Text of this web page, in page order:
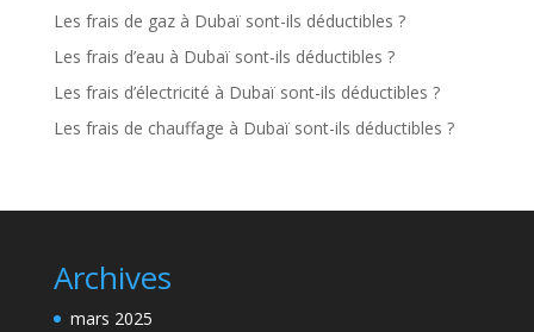
Les frais de gaz à Dubaï sont-ils déductibles ?
Les frais d’eau à Dubaï sont-ils déductibles ?
Les frais d’électricité à Dubaï sont-ils déductibles ?
Les frais de chauffage à Dubaï sont-ils déductibles ?
Archives
mars 2025